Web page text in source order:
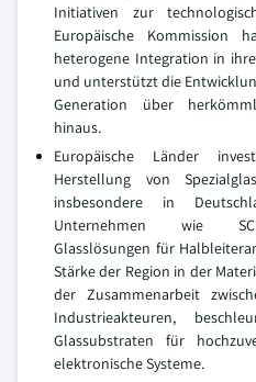
Initiativen zur
Europäische Kommission
heterogene Integration in
und unterstützt die
Generation über
hinaus.
Europäische Länder
Herstellung von
insbesondere in
Unternehmen wie
Glasslösungen für
Stärke der Region in der
der Zusammenarbeit
Industrieakteuren,
Glassubstraten für
elektronische Systeme.